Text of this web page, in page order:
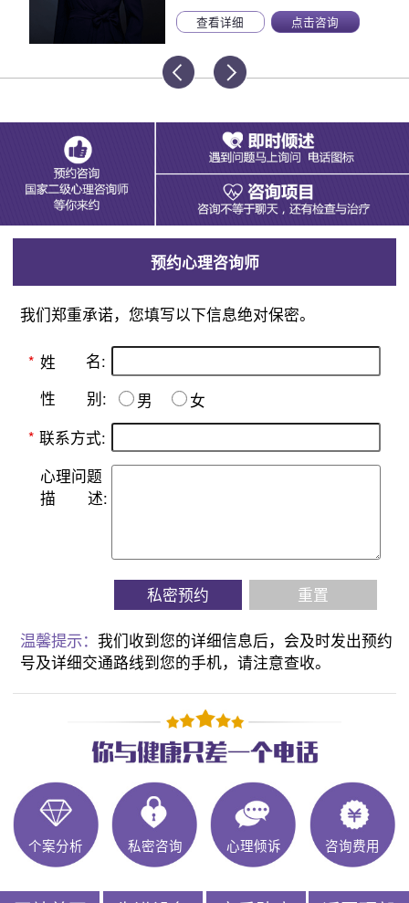
查看详细 点击咨询
预约心理咨询师
我们郑重承诺，您填写以下信息绝对保密。
* 姓 名:
性 别: 男
女
* 联系方式:
心理问题
描
述:
私密预约 重置
温馨提示：我们收到您的详细信息后，会及时发出预约
号及详细交通路线到您的手机，请注意查收。
个案分析 私密咨询 心理倾诉 咨询费用